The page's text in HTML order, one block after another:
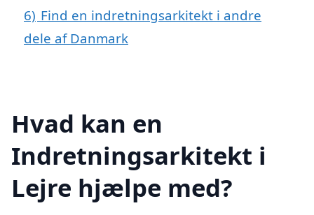
6) Find en indretningsarkitekt i andre
dele af Danmark
Hvad kan en
Indretningsarkitekt i
Lejre hjælpe med?